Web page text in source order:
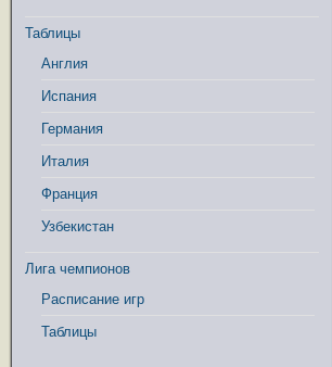
Таблицы
Англия
Испания
Германия
Италия
Франция
Узбекистан
Лига чемпионов
Расписание игр
Таблицы